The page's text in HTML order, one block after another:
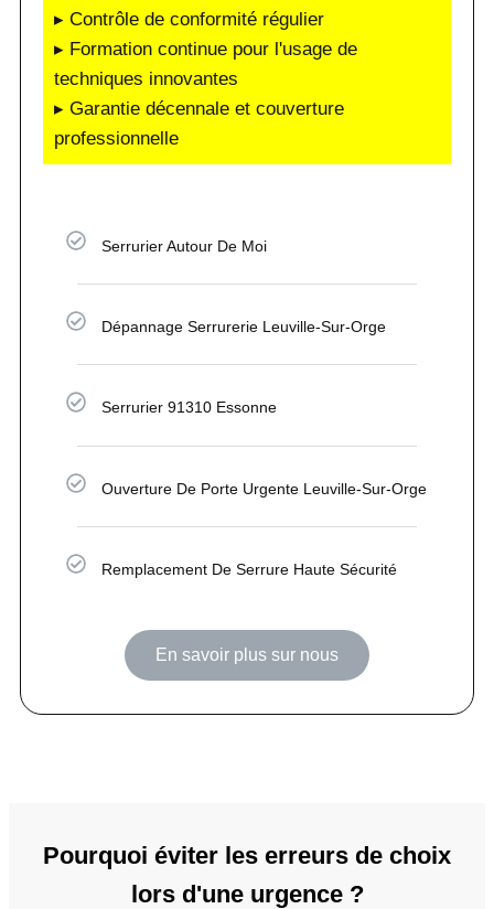
▸ Contrôle de conformité régulier
▸ Formation continue pour l'usage de
techniques innovantes
▸ Garantie décennale et couverture
professionnelle
Serrurier Autour De Moi
Dépannage Serrurerie Leuville-Sur-Orge
Serrurier 91310 Essonne
Ouverture De Porte Urgente Leuville-Sur-Orge
Remplacement De Serrure Haute Sécurité
En savoir plus sur nous
Pourquoi éviter les erreurs de choix
lors d'une urgence ?